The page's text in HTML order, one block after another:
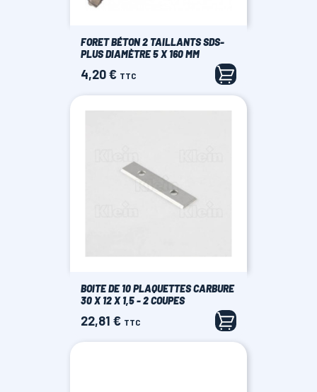
FORET BÉTON 2 TAILLANTS SDS-
PLUS DIAMÈTRE 5 X 160 MM
Prix
4,20 € TTC
BOITE DE 10 PLAQUETTES CARBURE
30 X 12 X 1,5 - 2 COUPES
Prix
22,81 € TTC